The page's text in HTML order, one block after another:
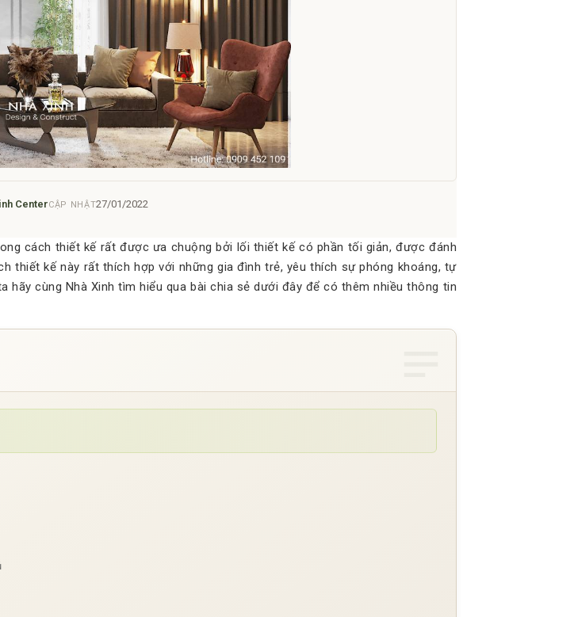
CenterCẬP NHẬT27/01/2022
cách thiết kế rất được ưa chuộng bởi lối thiết kế có phần tối giản, được đánh
thiết kế này rất thích hợp với những gia đình trẻ, yêu thích sự phóng khoáng, tự
cùng Nhà Xinh tìm hiểu qua bài chia sẻ dưới đây để có thêm nhiều thông tin